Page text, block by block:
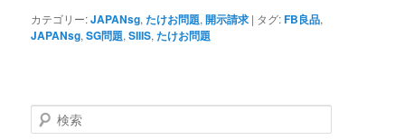
カテゴリー:JAPANsg,たけお問題,開示請求 | タグ:FB良品,
JAPANsg,SG問題,SIIIS,たけお問題
検
索